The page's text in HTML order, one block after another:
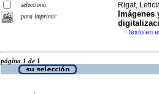
selecciona
para imprimir
Rigat,
· texto en
página 1 de 1